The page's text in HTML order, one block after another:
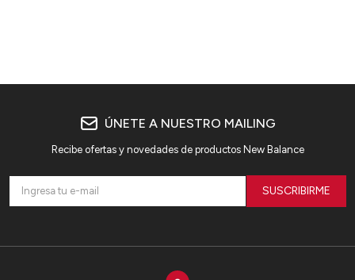
ÚNETE A NUESTRO MAILING
Recibe ofertas y novedades de productos New Balance
SUSCRIBIRME